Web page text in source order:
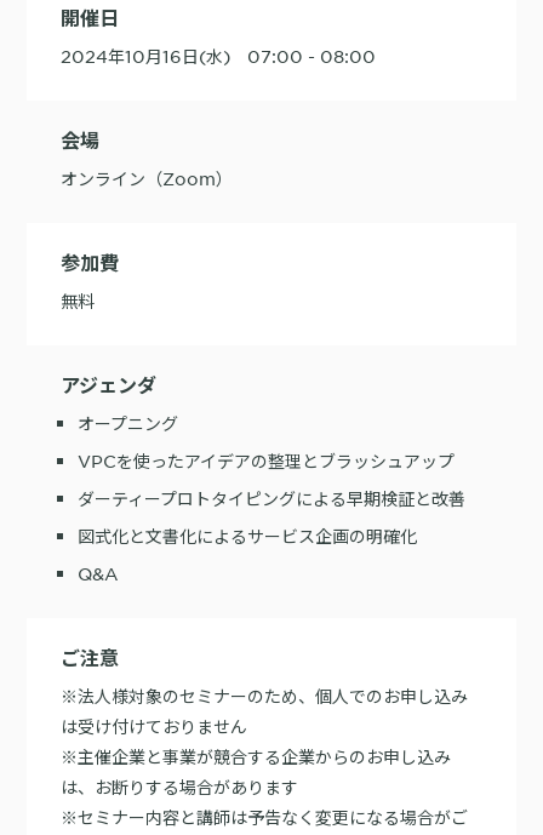
KARTE MessageにおけるLINE配信ユースケース9選
開催日
2024年10月16日(水) 07:00 - 08:00
会場
オンライン（Zoom）
参加費
無料
アジェンダ
オープニング
VPCを使ったアイデアの整理とブラッシュアップ
ダーティープロトタイピングによる早期検証と改善
図式化と文書化によるサービス企画の明確化
Q&A
ご注意
※法人様対象のセミナーのため、個人でのお申し込み
は受け付けておりません
※主催企業と事業が競合する企業からのお申し込み
は、お断りする場合があります
※セミナー内容と講師は予告なく変更になる場合がご